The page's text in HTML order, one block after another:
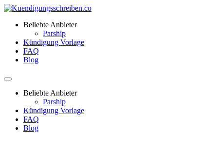
Beliebte Anbieter
Parship
Kündigung Vorlage
FAQ
Blog
Beliebte Anbieter
Parship
Kündigung Vorlage
FAQ
Blog